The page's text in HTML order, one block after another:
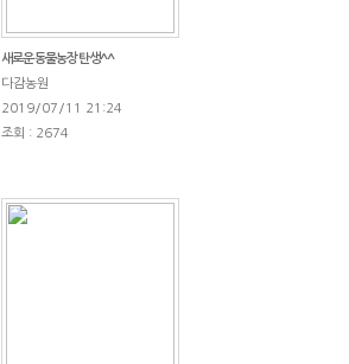
새로운 동물농장 탄생^^
다감농원
2019/07/11 21:24
조회 : 2674